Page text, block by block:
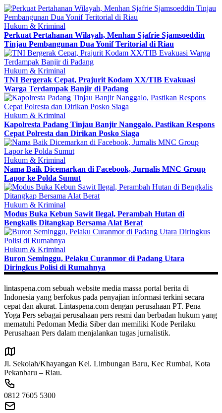
Hukum & Kriminal
Perkuat Pertahanan Wilayah, Menhan Sjafrie Sjamsoeddin
Tinjau Pembangunan Dua Yonif Teritorial di Riau
Hukum & Kriminal
TNI Bergerak Cepat, Prajurit Kodam XX/TIB Evakuasi
Warga Terdampak Banjir di Padang
Hukum & Kriminal
Kapolresta Padang Tinjau Banjir Nanggalo, Pastikan Respons
Cepat Polresta dan Dirikan Posko Siaga
Hukum & Kriminal
Nama Baik Dicemarkan di Facebook, Jurnalis MNC Group
Lapor ke Polda Sumut
Hukum & Kriminal
Modus Buka Kebun Sawit Ilegal, Perambah Hutan di
Bengkalis Ditangkap Bersama Alat Berat
Hukum & Kriminal
Buron Seminggu, Pelaku Curanmor di Padang Utara
Diringkus Polisi di Rumahnya
lintaspena.com sebuah website media massa portal berita di
Indonesia yang berfokus pada penyajian informasi terkini secara
cepat dan akurat. Lintaspena.com dengan perusahaan PT. Pena
Yoga Pers sebagai perusahaan pers resmi dan berbadan hukum yang
mematuhi Pedoman Media Siber dan memiliki Kode Perilaku
Perusahaan Pers dalam menjalankan tugas jurnalistik.
Jl. Sekolah/Khayangan Kel. Limbungan Baru, Kec Rumbai, Kota
Pekanbaru – Riau.
0812 7605 5300